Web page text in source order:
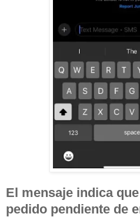
El mensaje indica
pedido pendiente de